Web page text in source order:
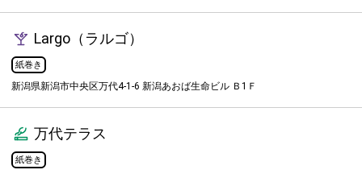
Largo（ラルゴ）
紙巻き
新潟県新潟市中央区万代4-1-6 新潟あおば生命ビル Ｂ1Ｆ
万代テラス
紙巻き